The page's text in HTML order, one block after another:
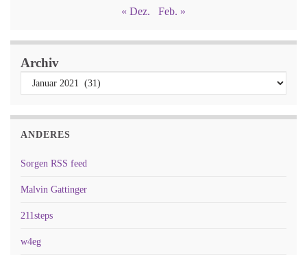
« Dez.
Feb. »
Archiv
ANDERES
Sorgen RSS feed
Malvin Gattinger
211steps
w4eg